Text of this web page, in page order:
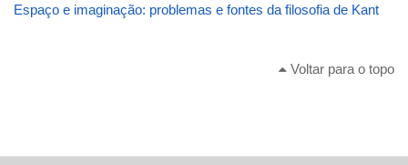
Espaço e imaginação: problemas e fontes da filosofia de Kant
Voltar para o topo